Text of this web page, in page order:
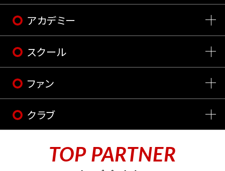
アカデミー
スクール
ファン
クラブ
TOP PARTNER